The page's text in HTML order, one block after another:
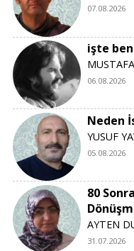
07.08.2026
işte
06.08.2026
Neden
YUSUF
05.08.2026
80
AYTEN
31.07.2026